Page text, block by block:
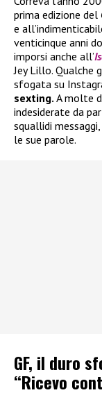
prima edizione del
e
venticinque anni
imporsi anche all’
Jey Lillo. Qualche
sfogata su
sexting. A molte
indesiderate da
squallidi
le sue parole.
GF, il duro
“Ricevo